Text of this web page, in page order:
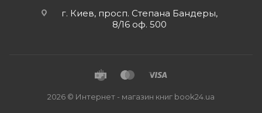
г. Киев, просп. Степана Бандеры,
8/16 оф. 500
2026 © Интернет - магазин книг book24.ua